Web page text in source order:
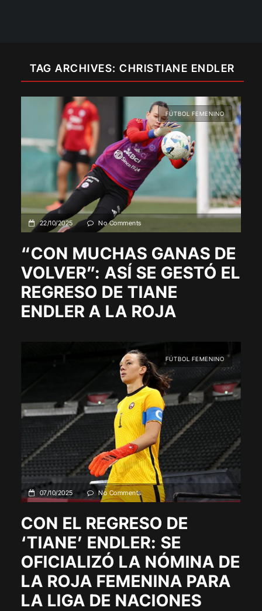
TAG ARCHIVES: CHRISTIANE ENDLER
FÚTBOL FEMENINO
22/10/2025 No Comments
“CON MUCHAS GANAS DE
VOLVER”: ASÍ SE GESTÓ EL
REGRESO DE TIANE
ENDLER A LA ROJA
FÚTBOL FEMENINO
07/10/2025 No Comments
CON EL REGRESO DE
‘TIANE’ ENDLER: SE
OFICIALIZÓ LA NÓMINA DE
LA ROJA FEMENINA PARA
LA LIGA DE NACIONES